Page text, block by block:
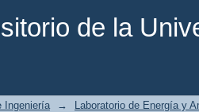
de la
Ingeniería → Laboratorio de Energía y